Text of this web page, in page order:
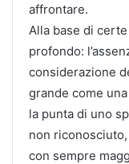
affrontare.
Alla base di
profondo:
considerazione
grande come
la punta di uno
non
con sempre